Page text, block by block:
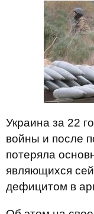
Украина за 22
войны и после
потеряла
являющихся
дефицитом в